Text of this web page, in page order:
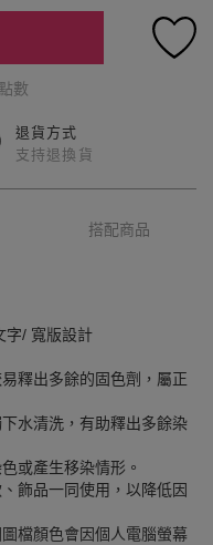
數
退貨方式
支持退換貨
搭配商品
字/ 寬版設計
釋出多餘的固色劑，屬正
水清洗，有助釋出多餘染
或產生移染情形。
飾品一同使用，以降低因
檔顏色會因個人電腦螢幕